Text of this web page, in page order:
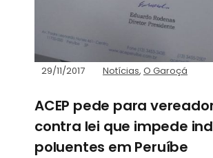
29/11/2017 Notícias, O Garoçá
ACEP pede para
contra lei que impede
poluentes em Peruíbe